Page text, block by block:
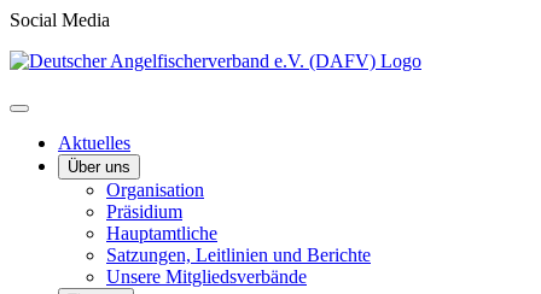
Social Media
Aktuelles
Über uns
Organisation
Präsidium
Hauptamtliche
Satzungen, Leitlinien und Berichte
Unsere Mitgliedsverbände